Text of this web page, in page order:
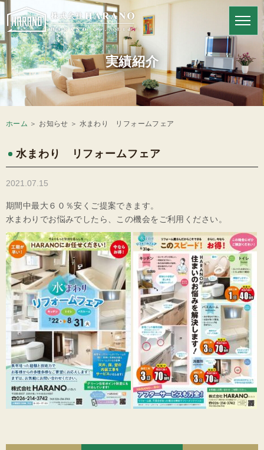
HARANOの強み
実績紹介
ホーム ＞ お知らせ ＞ 水まわり リフォームフェア
水まわり リフォームフェア
2021.07.15
期間中最大６０％安くご提案できます。
水まわりでお悩みでしたら、この機会をご利用ください。